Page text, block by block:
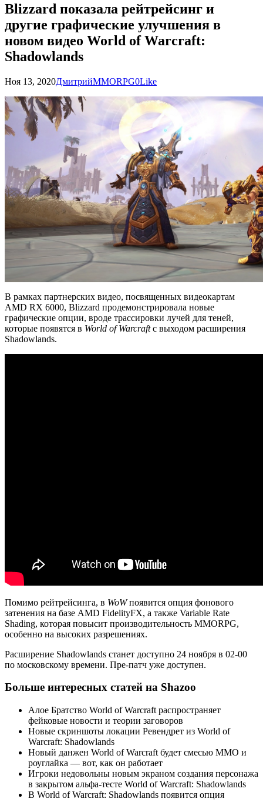
Blizzard показала рейтрейсинг и
другие графические улучшения в
новом видео World of Warcraft:
Shadowlands
Ноя 13, 2020ДмитрийMMORPG0Like
В рамках партнерских видео, посвященных видеокартам
AMD RX 6000, Blizzard продемонстрировала новые
графические опции, вроде трассировки лучей для теней,
которые появятся в World of Warcraftс выходом расширения
Shadowlands.
Помимо рейтрейсинга, в WoWпоявится опция фонового
затенения на базе AMD FidelityFX, а также Variable Rate
Shading, которая повысит производительность MMORPG,
особенно на высоких разрешениях.
Расширение Shadowlands станет доступно 24 ноября в 02-00
по московскому времени. Пре-патч уже доступен.
Больше интересных статей на Shazoo
Алое Братство World of Warcraft распространяет
фейковые новости и теории заговоров
Новые скриншоты локации Ревендрет из World of
Warcraft: Shadowlands
Новый данжен World of Warcraft будет смесью MMO и
роуглайка — вот, как он работает
Игроки недовольны новым экраном создания персонажа
в закрытом альфа-тесте World of Warcraft: Shadowlands
В World of Warcraft: Shadowlands появится опция